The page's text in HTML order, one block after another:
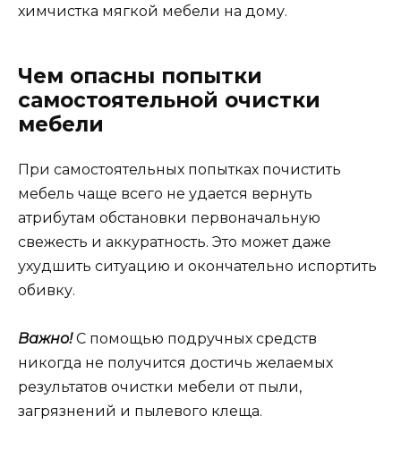
химчистка мягкой мебели на дому.
Чем опасны попытки
самостоятельной очистки
мебели
При самостоятельных попытках почистить
мебель чаще всего не удается вернуть
атрибутам обстановки первоначальную
свежесть и аккуратность. Это может даже
ухудшить ситуацию и окончательно испортить
обивку.
Важно!С помощью подручных средств
никогда не получится достичь желаемых
результатов очистки мебели от пыли,
загрязнений и пылевого клеща.